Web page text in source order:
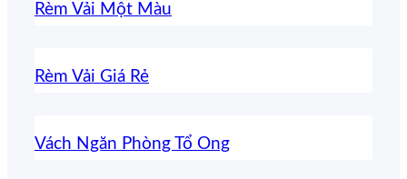
Rèm Vải Một Màu
Rèm Vải Giá Rẻ
Vách Ngăn Phòng Tổ Ong